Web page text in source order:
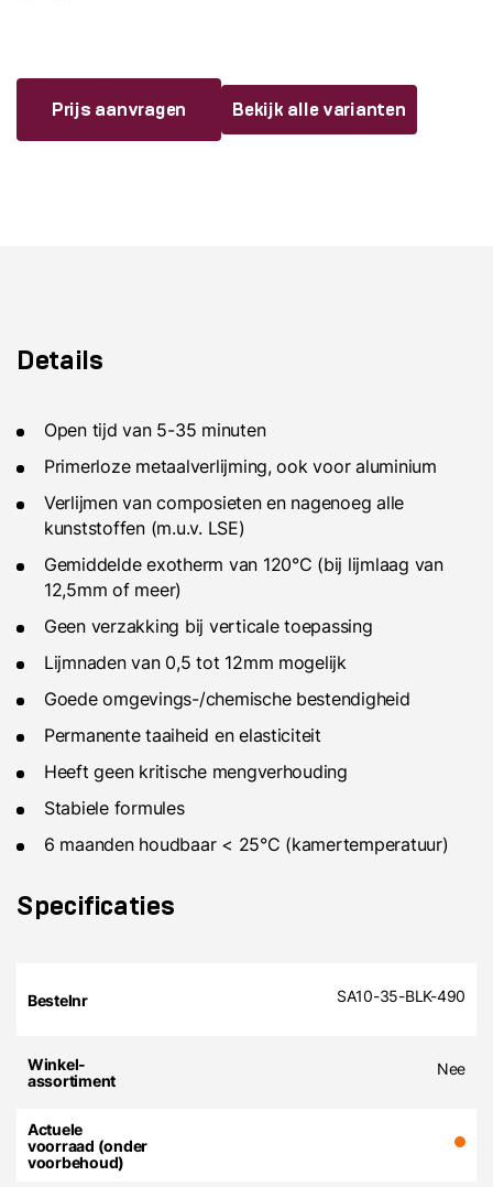
Prijs aanvragen Bekijk alle varianten
Details
Open tijd van 5-35 minuten
Primerloze metaalverlijming, ook voor aluminium
Verlijmen van composieten en nagenoeg alle
kunststoffen (m.u.v. LSE)
Gemiddelde exotherm van 120°C (bij lijmlaag van
12,5mm of meer)
Geen verzakking bij verticale toepassing
Lijmnaden van 0,5 tot 12mm mogelijk
Goede omgevings-/chemische bestendigheid
Permanente taaiheid en elasticiteit
Heeft geen kritische mengverhouding
Stabiele formules
6 maanden houdbaar < 25°C (kamertemperatuur)
Specificaties
SA10-35-BLK-490
Nee